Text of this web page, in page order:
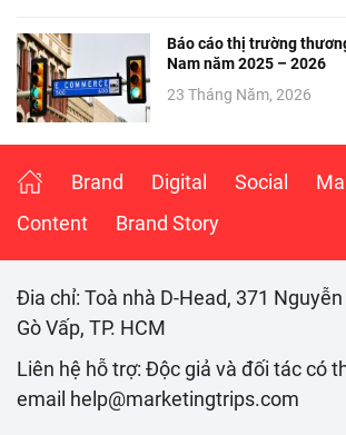
Báo cáo thị trường
Nam năm 2025 – 2026
23 Tháng Năm, 2026
Brand Digital Social
Content
Brand Story
Đia chỉ: Toà nhà D-Head, 371 Nguyễn
Gò Vấp, TP. HCM
Liên hệ hỗ trợ: Độc giả và đối tác có
email help@marketingtrips.com